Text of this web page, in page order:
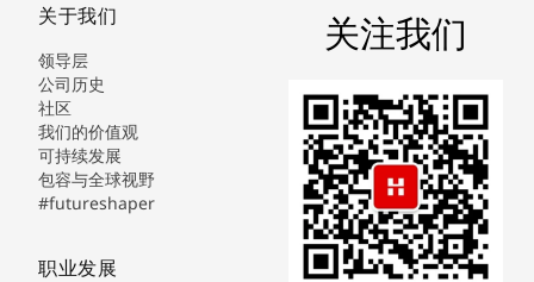
关于我们
领导层
公司历史
社区
我们的价值观
可持续发展
包容与全球视野
#futureshaper
职业发展
关注我们